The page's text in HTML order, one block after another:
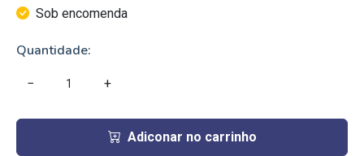
Sob encomenda
Quantidade:
− +
Adiconar no carrinho